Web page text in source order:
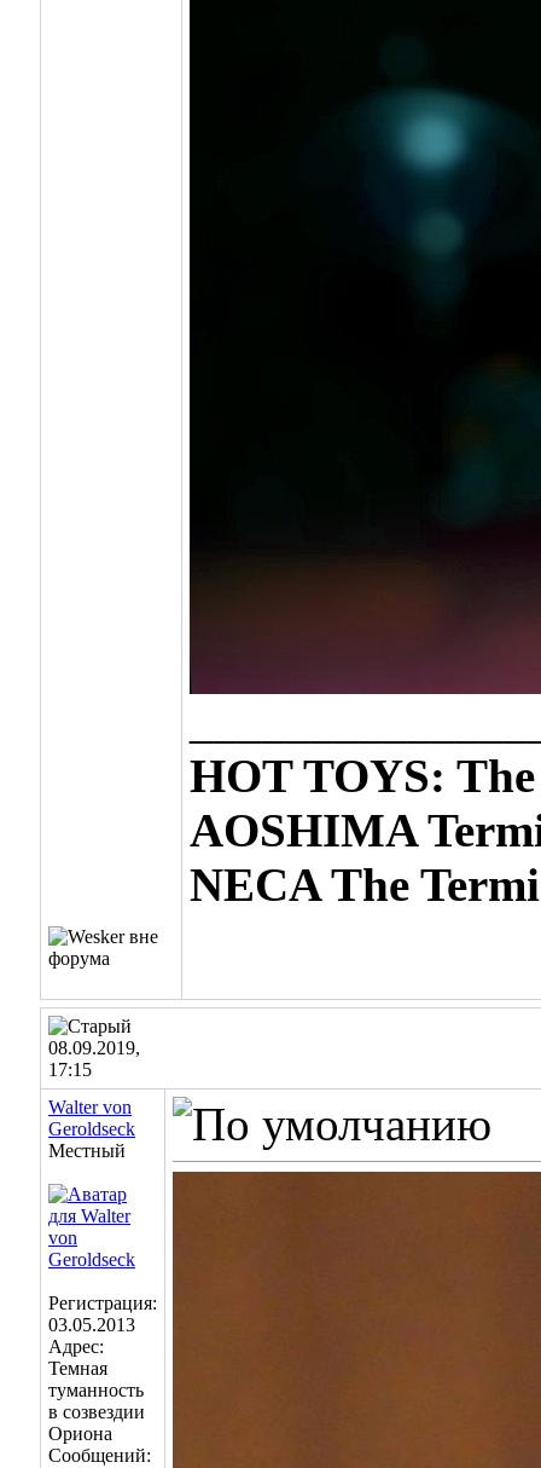
HOT TOYS:
AOSHIMA
NECA The
08.09.2019,
17:15
Walter von
Geroldseck
Местный
Регистрация:
03.05.2013
Адрес:
Темная
туманность
в созвездии
Ориона
Сообщений: